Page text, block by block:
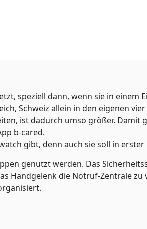
speziell dann, wenn sie in einem
Schweiz allein in den eigenen
ist dadurch umso größer. Damit
b-cared.
gibt, denn auch sie soll in
genutzt werden. Das
Handgelenk die Notruf-Zentrale